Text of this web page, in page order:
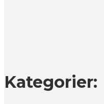
Kategorier: